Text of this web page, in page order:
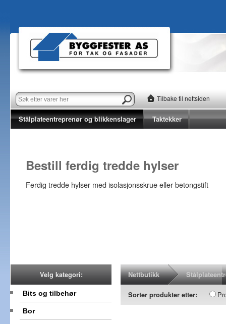
Tilbake til nettsiden
Stålplateentreprenør og blikkenslager Taktekker
Bestill ferdig tredde hylser
Ferdig tredde hylser med isolasjonsskrue eller betongstift
Velg kategori:
Bits og tilbehør
Bor
Nettbutikk
Sorter produkter etter: